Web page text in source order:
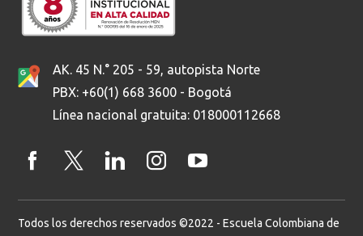
Buscar
AK. 45 N.° 205 - 59, autopista Norte
PBX: +60(1) 668 3600 - Bogotá
Línea nacional gratuita: 018000112668
Todos los derechos reservados ©2022 - Escuela Colombiana de